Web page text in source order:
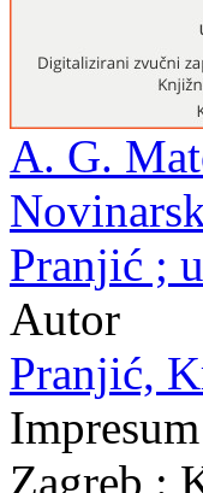
A. G.
Pranjić ;
Autor
Pranjić,
Impresum
Zagreb :